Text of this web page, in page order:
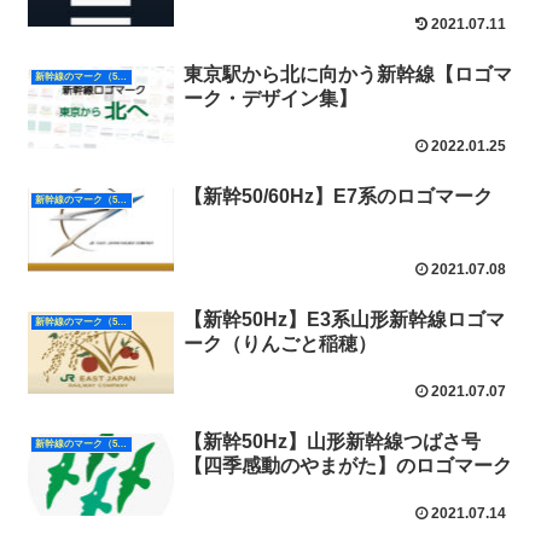
2021.07.11
新幹線のマーク（50Hz）
東京駅から北に向かう新幹線【ロゴマ
ーク・デザイン集】
2022.01.25
新幹線のマーク（50Hz） 【新幹50/60Hz】E7系のロゴマーク
2021.07.08
新幹線のマーク（50Hz）
【新幹50Hz】E3系山形新幹線ロゴマ
ーク（りんごと稲穂）
2021.07.07
新幹線のマーク（50Hz）
【新幹50Hz】山形新幹線つばさ号
【四季感動のやまがた】のロゴマーク
2021.07.14